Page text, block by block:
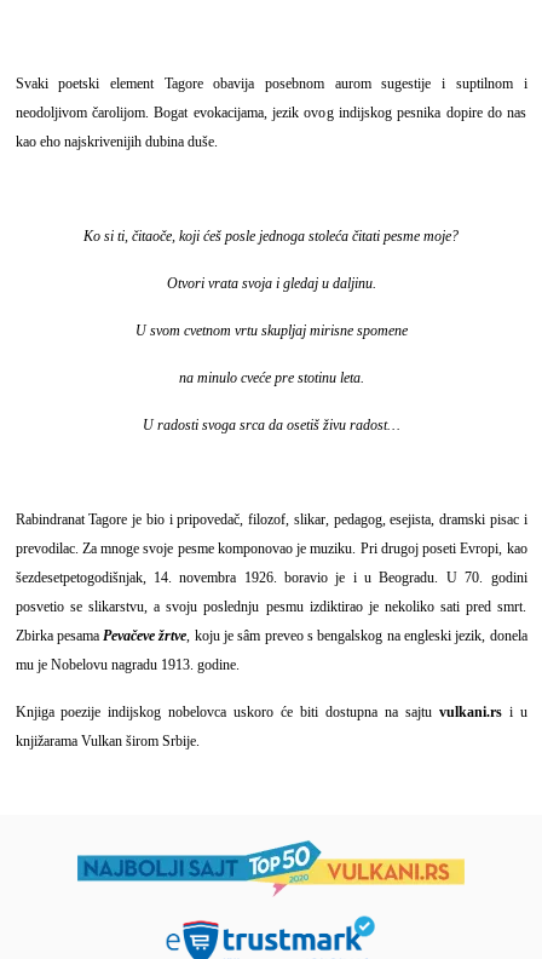
Svaki poetski element Tagore obavija posebnom aurom sugestije i suptilnom i
neodoljivom čarolijom. Bogat evokacijama, jezik ovog indijskog pesnika dopire do nas
kao eho najskrivenijih dubina duše.
Ko si ti, čitaoče, koji ćeš posle jednoga stoleća čitati pesme moje?
Otvori vrata svoja i gledaj u daljinu.
U svom cvetnom vrtu skupljaj mirisne spomene
na minulo cveće pre stotinu leta.
U radosti svoga srca da osetiš živu radost…
Rabindranat Tagore je bio i pripovedač, filozof, slikar, pedagog, esejista, dramski pisac i
prevodilac. Za mnoge svoje pesme komponovao je muziku. Pri drugoj poseti Evropi, kao
šezdesetpetogodišnjak, 14. novembra 1926. boravio je i u Beogradu. U 70. godini
posvetio se slikarstvu, a svoju poslednju pesmu izdiktirao je nekoliko sati pred smrt.
Zbirka pesamaPevačeve žrtve, koju je sâm preveo s bengalskog na engleski jezik, donela
mu je Nobelovu nagradu 1913. godine.
Knjiga poezije indijskog nobelovca uskoro će biti dostupna na sajtu vulkani.rsi u
knjižarama Vulkan širom Srbije.